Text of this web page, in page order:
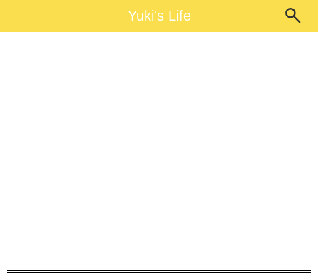
Yuki's LifeYuki's Life